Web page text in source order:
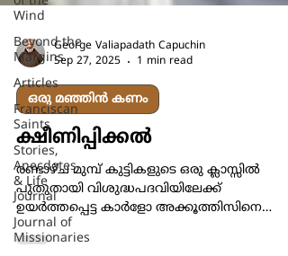
Wind
Beyond the
Margins
Articles
Franciscan
Saints
Stories,
Anecdotes
& Life
Journal
Journal of
Missionaries
George Valiapadath Capuchin
Sep 27, 2025
1 min read
ഒരു മഞ്ഞിൻ കണം
ക്ഷീണിപ്പിക്കൽ
രണ്ടാഴ്ച മുമ്പ് കുട്ടികളുടെ ഒരു ക്ലാസ്സിൽ
പുതുതായി വിശുദ്ധപദവിയിലേക്ക്